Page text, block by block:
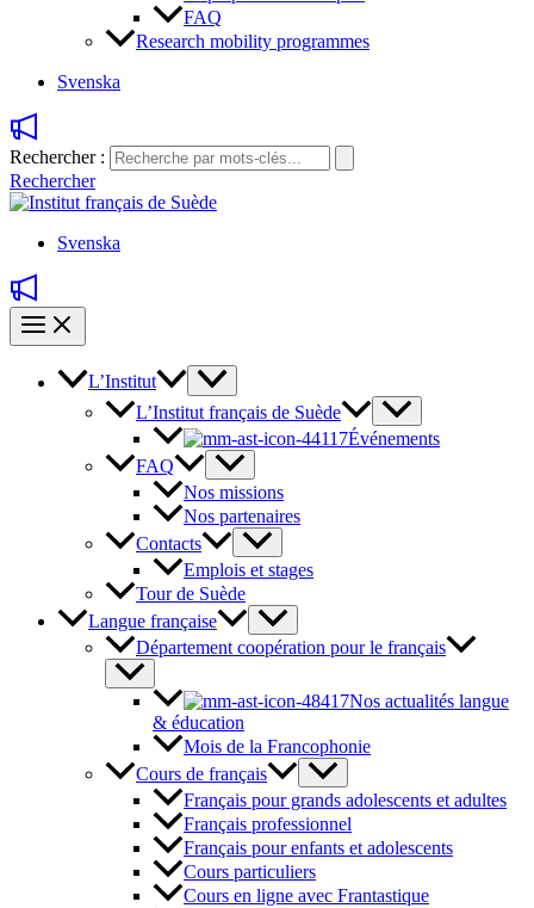
FAQ
Research mobility programmes
Svenska
Rechercher :
Rechercher
Svenska
L’Institut
L’Institut français de Suède
Événements
FAQ
Nos missions
Nos partenaires
Contacts
Emplois et stages
Tour de Suède
Langue française
Département coopération pour le français
Nos actualités langue
& éducation
Mois de la Francophonie
Cours de français
Français pour grands adolescents et adultes
Français professionnel
Français pour enfants et adolescents
Cours particuliers
Cours en ligne avec Frantastique